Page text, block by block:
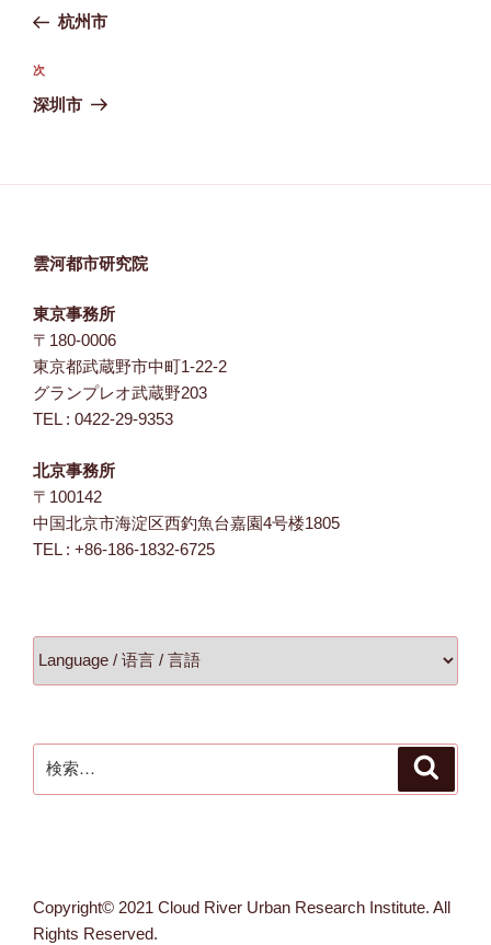
ナ
ビ
ゲ
ョ
の
稿
杭州市
次
の
次
深圳市
雲河都市研究院
東京事務所
〒180-0006
東京都武蔵野市中町1-22-2
グランプレオ武蔵野203
TEL : 0422-29-9353
北京事務所
〒100142
中国北京市海淀区西釣魚台嘉園4号楼1805
TEL : +86-186-1832-6725
索:
Copyright© 2021 Cloud River Urban Research Institute. All
Rights Reserved.